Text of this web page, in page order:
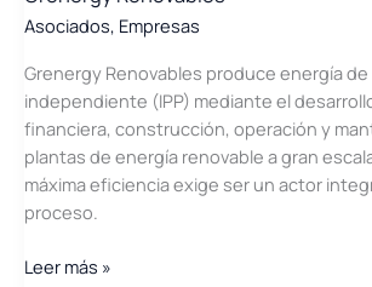
Asociados, Empresas
Grenergy Renovables produce energía de
independiente (IPP) mediante el
financiera, construcción, operación y
plantas de energía renovable a gran
máxima eficiencia exige ser un actor
proceso.
Grenergy
Leer más »